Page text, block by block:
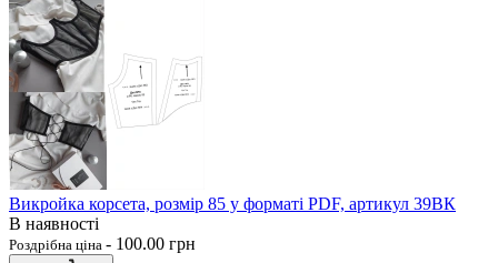
Викройка корсета, розмір 85 у форматі PDF, артикул 39ВК
В наявності
Роздрібна ціна - 100.00 грн